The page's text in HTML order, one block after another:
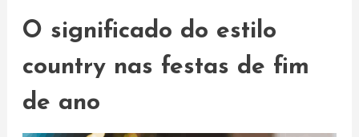
O significado do estilo
country nas festas de fim
de ano